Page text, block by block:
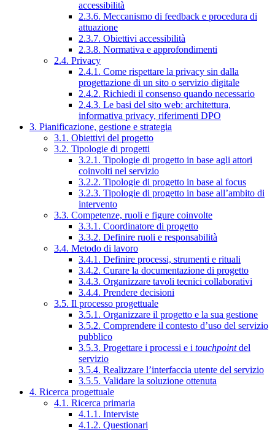
accessibilità
2.3.6. Meccanismo di feedback e procedura di
attuazione
2.3.7. Obiettivi accessibilità
2.3.8. Normativa e approfondimenti
2.4. Privacy
2.4.1. Come rispettare la privacy sin dalla
progettazione di un sito o servizio digitale
2.4.2. Richiedi il consenso quando necessario
2.4.3. Le basi del sito web: architettura,
informativa privacy, riferimenti DPO
3. Pianificazione, gestione e strategia
3.1. Obiettivi del progetto
3.2. Tipologie di progetti
3.2.1. Tipologie di progetto in base agli attori
coinvolti nel servizio
3.2.2. Tipologie di progetto in base al focus
3.2.3. Tipologie di progetto in base all’ambito di
intervento
3.3. Competenze, ruoli e figure coinvolte
3.3.1. Coordinatore di progetto
3.3.2. Definire ruoli e responsabilità
3.4. Metodo di lavoro
3.4.1. Definire processi, strumenti e rituali
3.4.2. Curare la documentazione di progetto
3.4.3. Organizzare tavoli tecnici collaborativi
3.4.4. Prendere decisioni
3.5. Il processo progettuale
3.5.1. Organizzare il progetto e la sua gestione
3.5.2. Comprendere il contesto d’uso del servizio
pubblico
3.5.3. Progettare i processi e i touchpointdel
servizio
3.5.4. Realizzare l’interfaccia utente del servizio
3.5.5. Validare la soluzione ottenuta
4. Ricerca progettuale
4.1. Ricerca primaria
4.1.1. Interviste
4.1.2. Questionari